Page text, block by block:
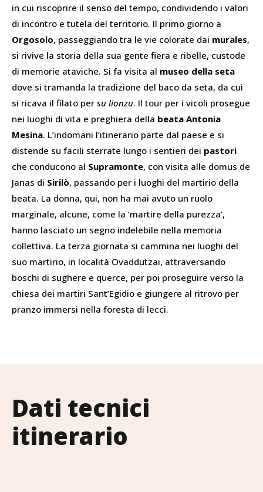
in cui riscoprire il senso del tempo, condividendo i valori
di incontro e tutela del territorio. Il primo giorno a
Orgosolo, passeggiando tra le vie colorate dai murales,
si rivive la storia della sua gente fiera e ribelle, custode
di memorie ataviche. Si fa visita al museo della seta
dove si tramanda la tradizione del baco da seta, da cui
si ricava il filato per su lionzu. Il tour per i vicoli prosegue
nei luoghi di vita e preghiera della beata Antonia
Mesina. L’indomani l’itinerario parte dal paese e si
distende su facili sterrate lungo i sentieri dei pastori
che conducono al Supramonte, con visita alle domus de
Janas di Sirilò, passando per i luoghi del martirio della
beata. La donna, qui, non ha mai avuto un ruolo
marginale, alcune, come la ‘martire della purezza’,
hanno lasciato un segno indelebile nella memoria
collettiva. La terza giornata si cammina nei luoghi del
suo martirio, in località Ovaddutzai, attraversando
boschi di sughere e querce, per poi proseguire verso la
chiesa dei martiri Sant’Egidio e giungere al ritrovo per
pranzo immersi nella foresta di lecci.
Dati tecnici
itinerario